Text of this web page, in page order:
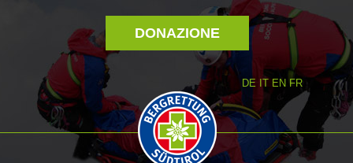
DONAZIONE
DE IT EN FR